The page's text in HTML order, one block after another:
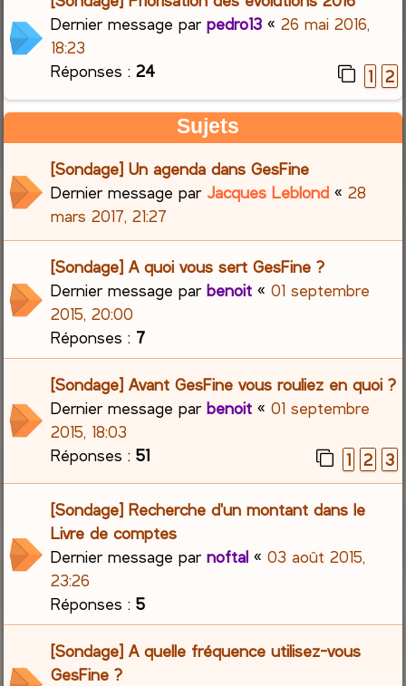
r
Dernier message parpedro13 «26 mai 2016,
18:23
Réponses :24 1 2
Sujets
[Sondage] Un agenda dans GesFine
Dernier message parJacques Leblond «28
mars 2017, 21:27
[Sondage] A quoi vous sert GesFine ?
Dernier message parbenoit «01 septembre
2015, 20:00
Réponses : 7
[Sondage] Avant GesFine vous rouliez en quoi ?
Dernier message parbenoit «01 septembre
2015, 18:03
Réponses :51 1 2 3
[Sondage] Recherche d'un montant dans le
Livre de comptes
Dernier message parnoftal «03 août 2015,
23:26
Réponses :5
[Sondage] A quelle fréquence utilisez-vous
GesFine ?